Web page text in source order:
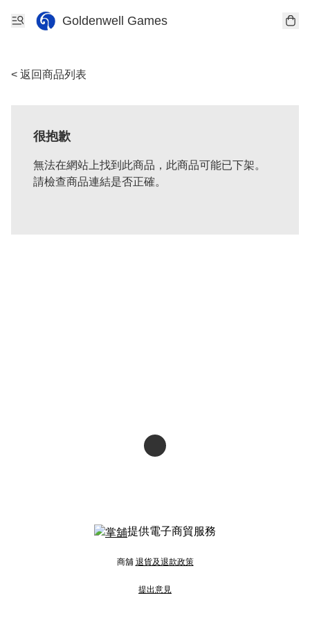
Goldenwell Games
< 返回商品列表
很抱歉
無法在網站上找到此商品，此商品可能已下架。
請檢查商品連結是否正確。
提供電子商貿服務
商舖 退貨及退款政策
提出意見